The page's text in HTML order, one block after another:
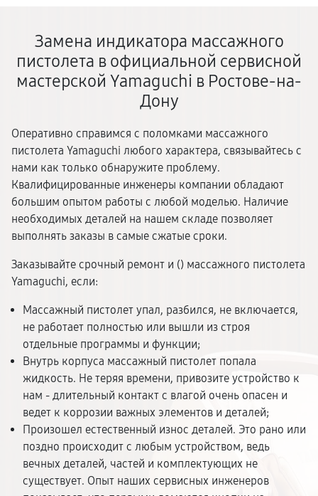
Замена индикатора массажного
пистолета в официальной сервисной
мастерской Yamaguchi в Ростове-на-
Дону
Оперативно справимся с поломками массажного
пистолета Yamaguchi любого характера, связывайтесь с
нами как только обнаружите проблему.
Квалифицированные инженеры компании обладают
большим опытом работы с любой моделью. Наличие
необходимых деталей на нашем складе позволяет
выполнять заказы в самые сжатые сроки.
Заказывайте срочный ремонт и () массажного пистолета
Yamaguchi, если:
Массажный пистолет упал, разбился, не включается,
не работает полностью или вышли из строя
отдельные программы и функции;
Внутрь корпуса массажный пистолет попала
жидкость. Не теряя времени, привозите устройство к
нам - длительный контакт с влагой очень опасен и
ведет к коррозии важных элементов и деталей;
Произошел естественный износ деталей. Это рано или
поздно происходит с любым устройством, ведь
вечных деталей, частей и комплектующих не
существует. Опыт наших сервисных инженеров